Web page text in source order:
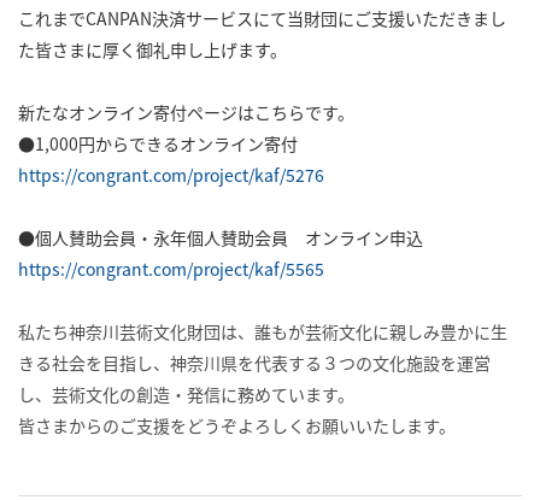
これまでCANPAN決済サービスにて当財団にご支援いただきまし
た皆さまに厚く御礼申し上げます。
新たなオンライン寄付ページはこちらです。
●1,000円からできるオンライン寄付
https://congrant.com/project/kaf/5276
●個人賛助会員・永年個人賛助会員 オンライン申込
https://congrant.com/project/kaf/5565
私たち神奈川芸術文化財団は、誰もが芸術文化に親しみ豊かに生
きる社会を目指し、神奈川県を代表する３つの文化施設を運営
し、芸術文化の創造・発信に務めています。
皆さまからのご支援をどうぞよろしくお願いいたします。